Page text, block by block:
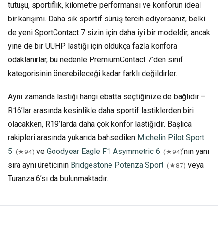
tutuşu, sportiflik, kilometre performansı ve konforun ideal
bir karışımı. Daha sık sportif sürüş tercih ediyorsanız, belki
de yeni SportContact 7 sizin için daha iyi bir modeldir, ancak
yine de bir UUHP lastiği için oldukça fazla konfora
odaklanırlar, bu nedenle PremiumContact 7’den sınıf
kategorisinin önerebileceği kadar farklı değildirler.
Aynı zamanda lastiği hangi ebatta seçtiğinize de bağlıdır –
R16’lar arasında kesinlikle daha sportif lastiklerden biri
olacakken, R19’larda daha çok konfor lastiğidir. Başlıca
rakipleri arasında yukarıda bahsedilen Michelin Pilot Sport
5 (★94) ve Goodyear Eagle F1 Asymmetric 6 (★94)’nın yanı
sıra aynı üreticinin Bridgestone Potenza Sport (★87) veya
Turanza 6’sı da bulunmaktadır.